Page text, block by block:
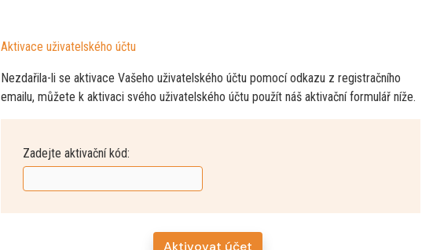
Aktivace uživatelského účtu
Nezdařila-li se aktivace Vašeho uživatelského účtu pomocí odkazu z registračního
emailu, můžete k aktivaci svého uživatelského účtu použít náš aktivační formulář níže.
Zadejte aktivační kód:
Aktivovat účet